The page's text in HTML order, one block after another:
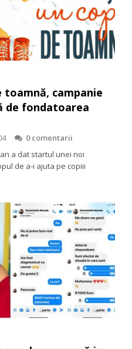
toamnă, campanie
de fondatoarea
0 comentarii
a dat startul unei noi
de a-i ajuta pe copiii